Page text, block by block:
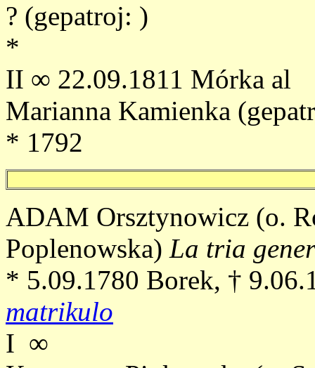
? (gepatroj: )
*
II ∞ 22.09.1811 Mórka al
Marianna Kamienka
* 1792
ADAM Orsztynowicz (o.
Poplenowska) La tria
* 5.09.1780 Borek, †
matrikulo
I ∞